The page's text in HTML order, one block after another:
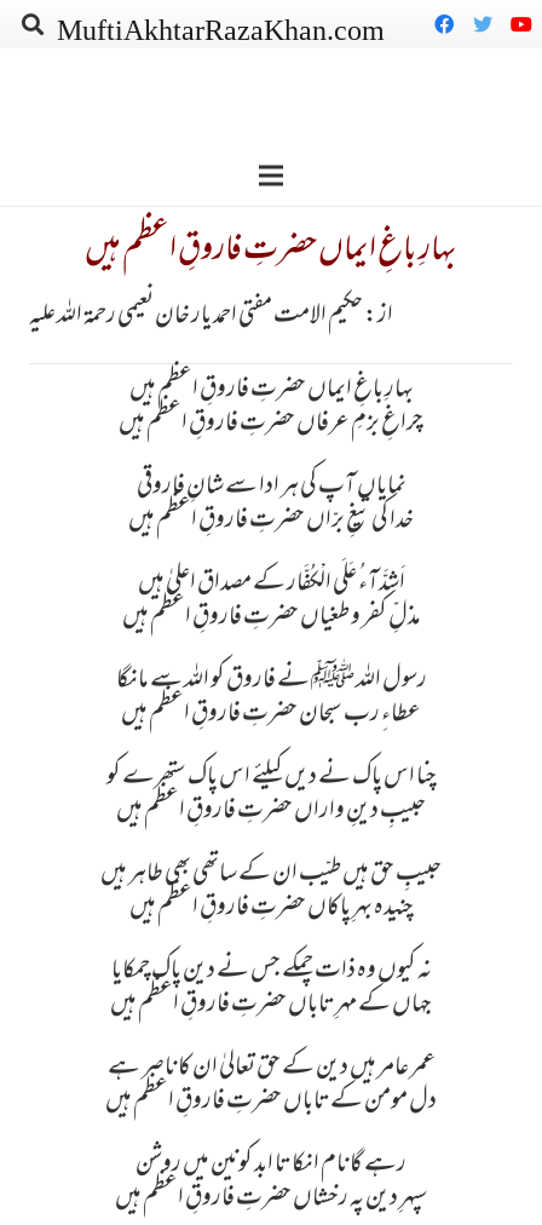
MuftiAkhtarRazaKhan.com
بہارِ باغِ ایماں حضرتِ فاروقِ اعظم ہیں
از: حکیم الامت مفتی احمد یار خان نعیمی رحمۃ اللہ علیہ
بہارِ باغِ ایماں حضرتِ فاروقِ اعظم ہیں
چراغِ بزمِ عرفاں حضرتِ فاروقِ اعظم ہیں
نمایاں آپ کی ہر ادا سے شانِ فاروقی
خدا کی تیغِ برّاں حضرتِ فاروقِ اعظم ہیں
اَشِدَّآءُ عَلَی الْکُفَّار کے مصداق اعلیٰ ہیں
مذلِّ کفر و طغیاں حضرتِ فاروقِ اعظم ہیں
رسول اللہ ﷺ نے فاروق کو اللہ سے مانگا
عطاءِ رب سبحان حضرتِ فاروقِ اعظم ہیں
چنا اس پاک نے دیں کیلئے اس پاک ستھرے کو
حبیبِ دینِ واراں حضرتِ فاروقِ اعظم ہیں
حبیبِ حق ہیں طیّب ان کے ساتھی بھی طاہر ہیں
چنیدہ بہرِ پاکاں حضرتِ فاروقِ اعظم ہیں
نہ کیوں وہ ذات چمکے جس نے دین پاک چمکایا
جہاں کے مہرِ تاباں حضرتِ فاروقِ اعظم ہیں
عمر عامر ہیں دین کے حق تعالیٰ ان کا ناصر ہے
دل مومن کے تاباں حضرتِ فاروقِ اعظم ہیں
رہے گا نام انکا تا ابد کونین میں روشن
سپہرِ دین پہ رخشاں حضرتِ فاروقِ اعظم ہیں